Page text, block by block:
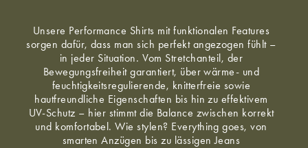
Unsere Performance Shirts mit funktionalen Features
sorgen dafür, dass man sich perfekt angezogen fühlt –
in jeder Situation. Vom Stretchanteil, der
Bewegungsfreiheit garantiert, über wärme- und
feuchtigkeitsregulierende, knitterfreie sowie
hautfreundliche Eigenschaften bis hin zu effektivem
UV-Schutz – hier stimmt die Balance zwischen korrekt
und komfortabel. Wie stylen? Everything goes, von
smarten Anzügen bis zu lässigen Jeans